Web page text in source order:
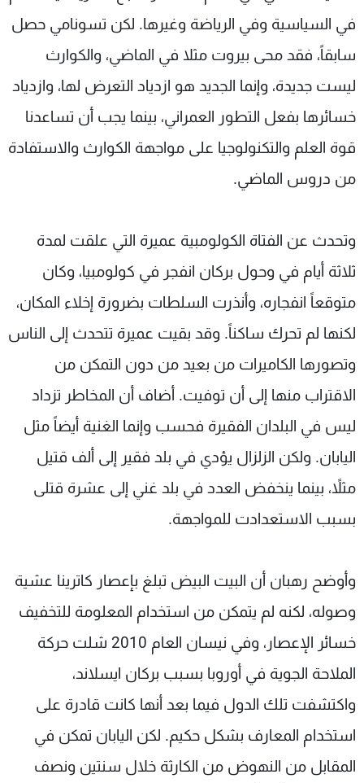
في السياسية وفي الرياضة وغيرها. لكن تسونامي حصل
سابقاً، فقد محى بيروت مثلا في الماضي، والكوارث
ليست جديدة، وإنما الجديد هو ازدياد التعرض لها، وازدياد
خسائرها بفعل التطور العمراني، بينما يجب أن تساعدنا
قوة العلم والتكنولوجيا على مواجهة الكوارث والاستفادة
من دروس الماضي.
وتحدث عن الفتاة الكولومبية عميرة التي علقت لمدة
ثلاثة أيام في وحول بركان انفجر في كولومبيا، وكان
متوقعاً انفجاره، وأنذرت السلطات بضرورة إخلاء المكان،
لكنها لم تحرك ساكناً. وقد بقيت عميرة تتحدث إلى الناس
وتصورها الكاميرات من بعيد من دون التمكن من
الاقتراب منها إلى أن توفيت. أضاف أن المخاطر تزداد
ليس في البلدان الفقيرة فحسب وإنما الغنية أيضاً مثل
اليابان. ولكن الزلزال يؤدي في بلد فقير إلى ألف قتيل
مثلاً، بينما ينخفض العدد في بلد غني إلى عشرة قتلى
بسبب الاستعدادت للمواجهة.
وأوضح رهبان أن البيت البيض تبلغ بإعصار كاترينا عشية
وصوله، لكنه لم يتمكن من استخدام المعلومة للتخفيف
خسائر الإعصار، وفي نيسان العام 2010 شلت حركة
الملاحة الجوية في أوروبا بسبب بركان ايسلاند،
واكتشفت تلك الدول فيما بعد أنها كانت قادرة على
استخدام المعارف بشكل حكيم. لكن اليابان تمكن في
المقابل من النهوض من الكارثة خلال سنتين ونصف